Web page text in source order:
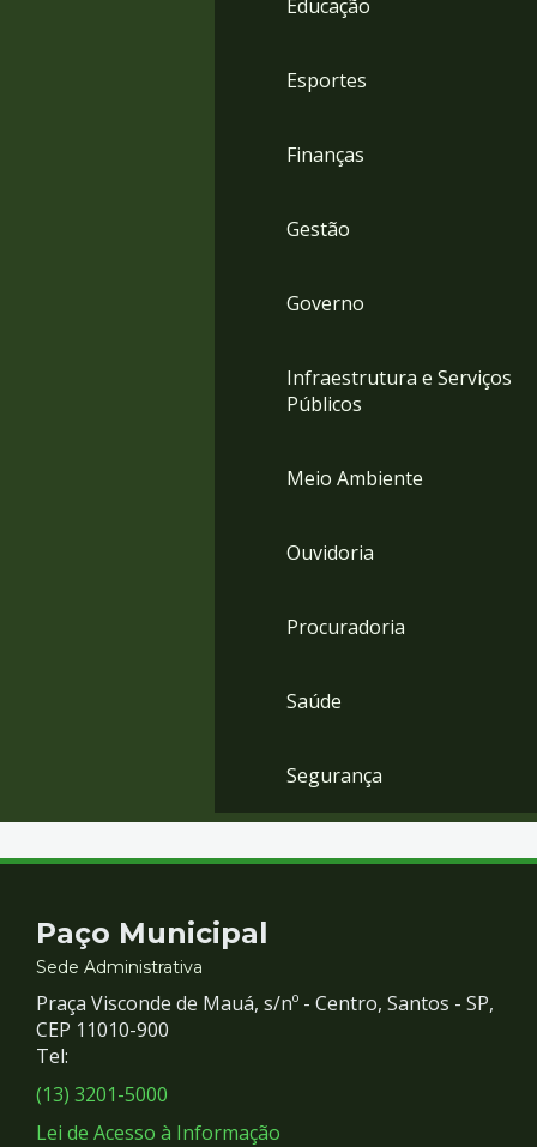
Educação
Esportes
Finanças
Gestão
Governo
Infraestrutura e Serviços
Públicos
Meio Ambiente
Ouvidoria
Procuradoria
Saúde
Segurança
Contato
e
Redes
Sociais
Paço Municipal
Sede Administrativa
Praça Visconde de Mauá, s/nº - Centro, Santos - SP,
CEP 11010-900
Tel:
(13) 3201-5000
Lei de Acesso à Informação